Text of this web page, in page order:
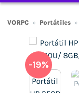
VORPC » Portátiles »
-19%